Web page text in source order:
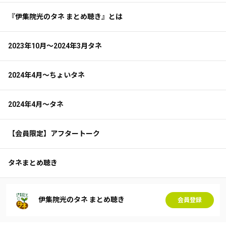
『伊集院光のタネ まとめ聴き』とは
2023年10月～2024年3月タネ
2024年4月～ちょいタネ
2024年4月～タネ
【会員限定】アフタートーク
タネまとめ聴き
伊集院光のタネ まとめ聴き 会員登録